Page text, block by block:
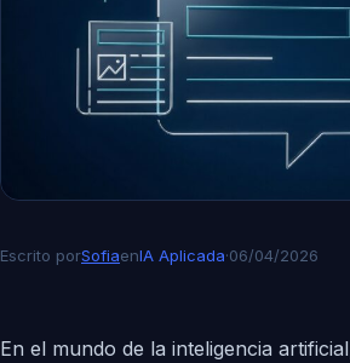
Escrito porSofiaenIA Aplicada·06/04/2026
En el mundo de la inteligencia